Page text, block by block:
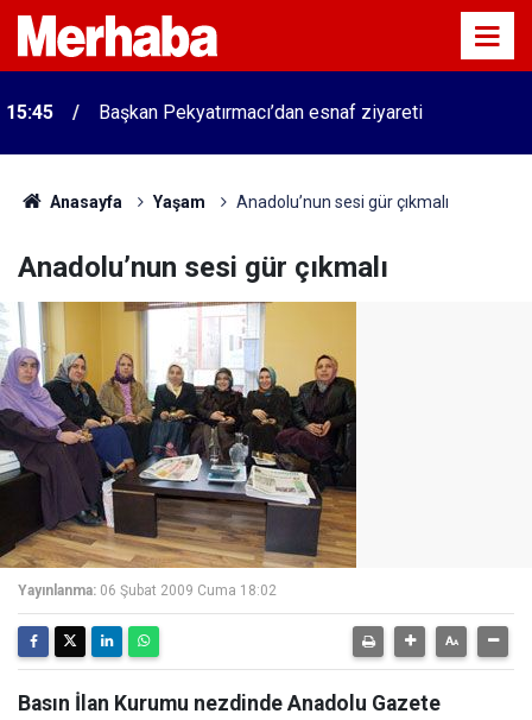
15:45 Başkan Pekyatırmacı’dan esnaf ziyareti
Anasayfa Yaşam Anadolu’nun sesi gür çıkmalı
Anadolu’nun sesi gür çıkmalı
Yayınlanma: 06 Şubat 2009 Cuma 18:02
Basın İlan Kurumu nezdinde Anadolu Gazete